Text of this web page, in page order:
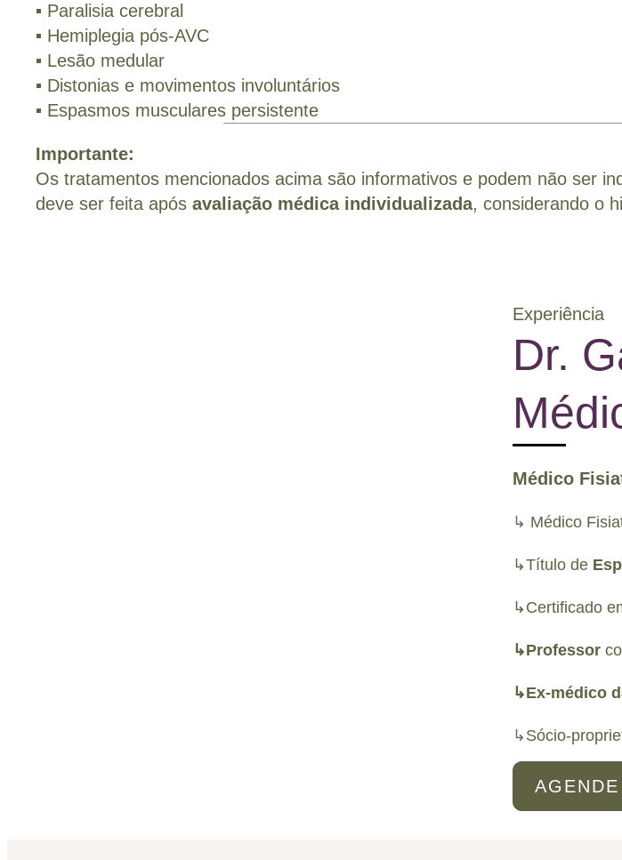
▪ Paralisia cerebral
▪ Hemiplegia pós-AVC
▪ Lesão medular
▪ Distonias e movimentos involuntários
▪ Espasmos musculares persistente
Importante:
Os tratamentos mencionados acima são informativos e podem não ser
deve ser feita após avaliação médica individualizada, considerando o
Experiência
Dr.
Médico
↳ Médico
↳Título de
↳Certificado
↳Professor
↳Ex-médico
↳ Sócio-